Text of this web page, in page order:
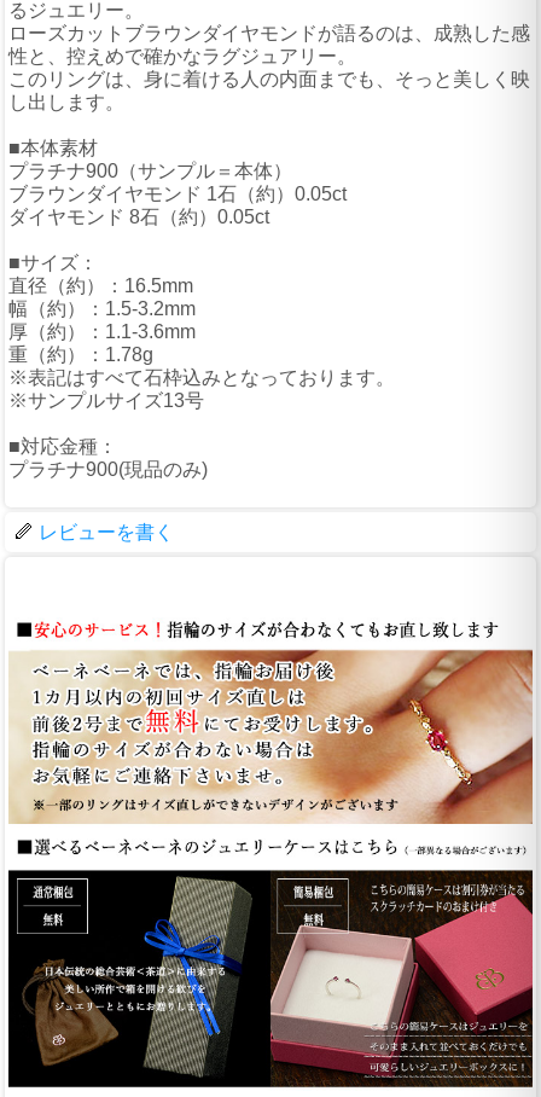
るジュエリー。
ローズカットブラウンダイヤモンドが語るのは、成熟した感
性と、控えめで確かなラグジュアリー。
このリングは、身に着ける人の内面までも、そっと美しく映
し出します。
■本体素材
プラチナ900（サンプル＝本体）
ブラウンダイヤモンド 1石（約）0.05ct
ダイヤモンド 8石（約）0.05ct
■サイズ：
直径（約）：16.5mm
幅（約）：1.5-3.2mm
厚（約）：1.1-3.6mm
重（約）：1.78g
※表記はすべて石枠込みとなっております。
※サンプルサイズ13号
■対応金種：
プラチナ900(現品のみ)
レビューを書く